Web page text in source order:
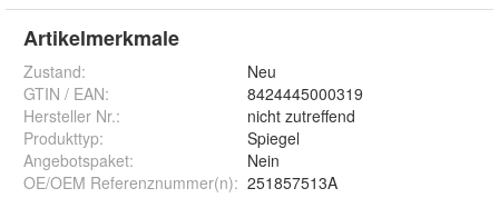
Artikelmerkmale
Zustand:
Neu
GTIN / EAN:
8424445000319
Hersteller Nr.:
nicht zutreffend
Produkttyp:
Spiegel
Angebotspaket:
Nein
OE/OEM Referenznummer(n): 251857513A